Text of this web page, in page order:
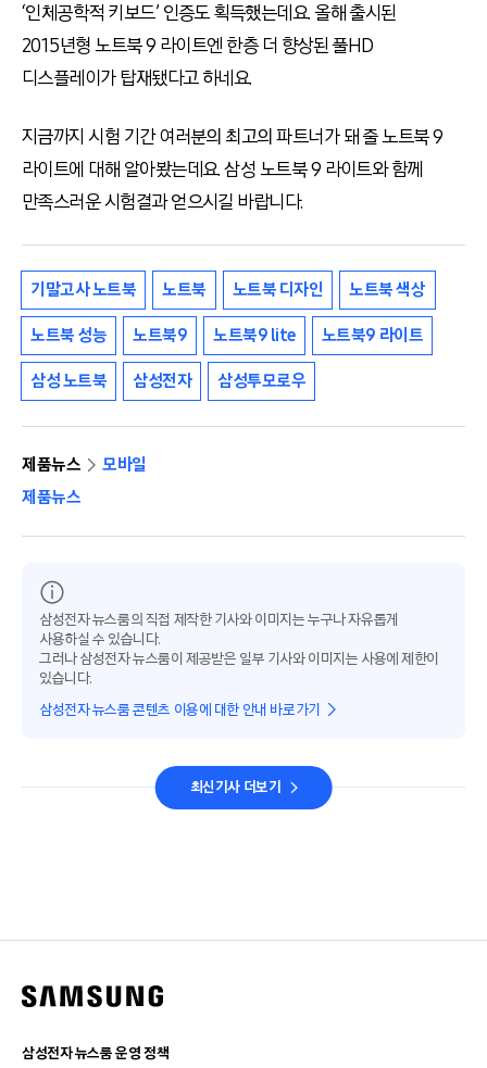
‘인체공학적 키보드’ 인증도 획득했는데요. 올해 출시된
2015년형 노트북 9 라이트엔 한층 더 향상된 풀HD
디스플레이가 탑재됐다고 하네요.
지금까지 시험 기간 여러분의 최고의 파트너가 돼 줄 노트북 9
라이트에 대해 알아봤는데요. 삼성 노트북 9 라이트와 함께
만족스러운 시험결과 얻으시길 바랍니다.
기말고사 노트북 노트북 노트북 디자인 노트북 색상
노트북 성능 노트북9 노트북9 lite 노트북9 라이트
삼성 노트북 삼성전자 삼성투모로우
제품뉴스
모바일
제품뉴스
삼성전자 뉴스룸의 직접 제작한 기사와 이미지는 누구나 자유롭게
사용하실 수 있습니다.
그러나 삼성전자 뉴스룸이 제공받은 일부 기사와 이미지는 사용에 제한이
있습니다.
삼성전자 뉴스룸 콘텐츠 이용에 대한 안내 바로가기
최신기사 더보기
삼성전자 뉴스룸 운영 정책